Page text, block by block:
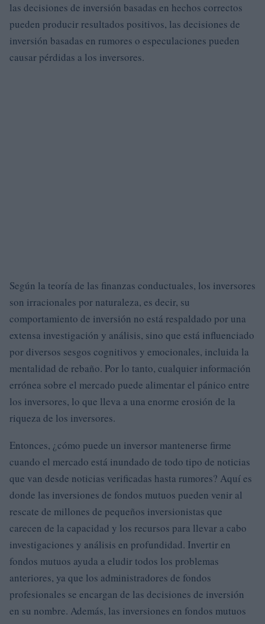
las decisiones de inversión basadas en hechos correctos
pueden producir resultados positivos, las decisiones de
inversión basadas en rumores o especulaciones pueden
causar pérdidas a los inversores.
Según la teoría de las finanzas conductuales, los inversores
son irracionales por naturaleza, es decir, su
comportamiento de inversión no está respaldado por una
extensa investigación y análisis, sino que está influenciado
por diversos sesgos cognitivos y emocionales, incluida la
mentalidad de rebaño. Por lo tanto, cualquier información
errónea sobre el mercado puede alimentar el pánico entre
los inversores, lo que lleva a una enorme erosión de la
riqueza de los inversores.
Entonces, ¿cómo puede un inversor mantenerse firme
cuando el mercado está inundado de todo tipo de noticias
que van desde noticias verificadas hasta rumores? Aquí es
donde las inversiones de fondos mutuos pueden venir al
rescate de millones de pequeños inversionistas que
carecen de la capacidad y los recursos para llevar a cabo
investigaciones y análisis en profundidad. Invertir en
fondos mutuos ayuda a eludir todos los problemas
anteriores, ya que los administradores de fondos
profesionales se encargan de las decisiones de inversión
en su nombre. Además, las inversiones en fondos mutuos